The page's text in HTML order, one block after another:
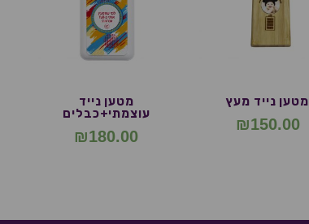
מטען נייד מעץ
₪150.00
מטען נייד
עוצמתי+כבלים
₪180.00